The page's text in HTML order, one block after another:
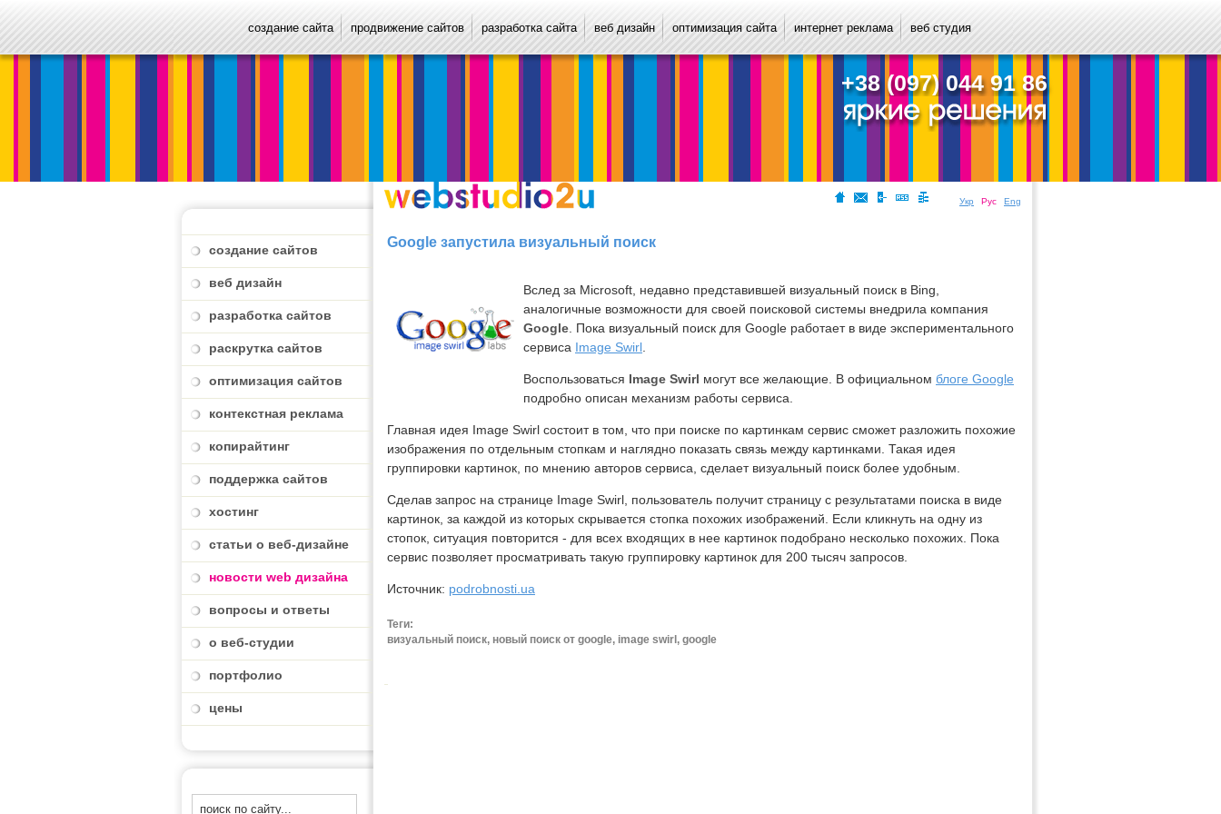
создание сайта продвижение сайтов разработка сайта веб дизайн оптимизация сайта интернет реклама веб студия
+38 (097) 044 91 86
создание сайтов
веб дизайн
разработка сайтов
раскрутка сайтов
оптимизация сайтов
контекстная реклама
копирайтинг
поддержка сайтов
хостинг
статьи о веб-дизайне
новости web дизайна
вопросы и ответы
о веб-студии
портфолио
цены
Укр Рус Eng
Google запустила визуальный поиск
Вслед за Microsoft, недавно представившей визуальный поиск в Bing,
аналогичные возможности для своей поисковой системы внедрила компания
Google . Пока визуальный поиск для Google работает в виде экспериментального
сервиса Image Swirl
Воспользоваться Image Swirl могут все желающие. В официальном блоге Google
подробно описан механизм работы сервиса.
Главная идея Image Swirl состоит в том, что при поиске по картинкам сервис сможет разложить похожие
изображения по отдельным стопкам и наглядно показать связь между картинками. Такая идея
группировки картинок, по мнению авторов сервиса, сделает визуальный поиск более удобным.
Сделав запрос на странице Image Swirl, пользователь получит страницу с результатами поиска в виде
картинок, за каждой из которых скрывается стопка похожих изображений. Если кликнуть на одну из
стопок, ситуация повторится - для всех входящих в нее картинок подобрано несколько похожих. Пока
сервис позволяет просматривать такую группировку картинок для 200 тысяч запросов.
Источник: podrobnosti.ua
Теги:
визуальный поиск, новый поиск от google, image swirl, google